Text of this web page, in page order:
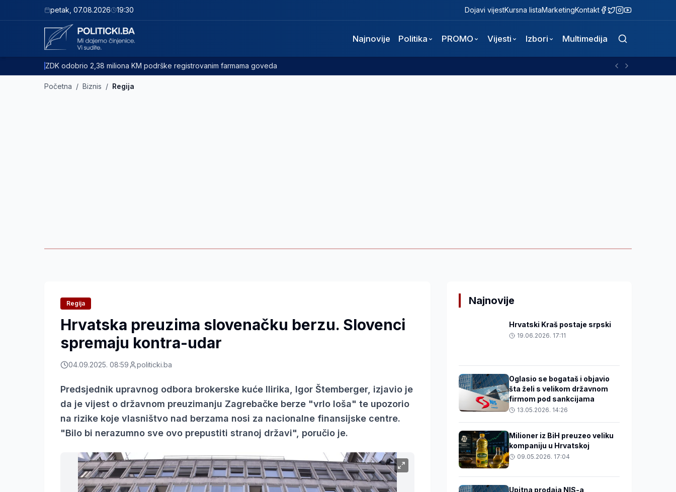
petak 07.08.2026 19:30 Dojavi vijestKursna listaMarketingKontakt
Najnovije Politika PROMO Vijesti Izbori Multimedija
ZDK odobrio 2,38 miliona KM podrške registrovanim farmama goveda
Početna / Biznis / Regija
Regija
Hrvatska preuzima slovenačku berzu. Slovenci
spremaju kontra-udar
04.09.2025. 08:59 politicki.ba
Predsjednik upravnog odbora brokerske kuće Ilirika, Igor Štemberger, izjavio je
da je vijest o državnom preuzimanju Zagrebačke berze "vrlo loša" te upozorio
na rizike koje vlasništvo nad berzama nosi za nacionalne finansijske centre.
"Bilo bi nerazumno sve ovo prepustiti stranoj državi", poručio je.
Najnovije
Hrvatski Kraš postaje srpski
19.06.2026. 17:11
Oglasio se bogataš i objavio
šta želi s velikom državnom
firmom pod sankcijama
13.05.2026. 14:26
Milioner iz BiH preuzeo veliku
kompaniju u Hrvatskoj
09.05.2026. 17:04
Upitna prodaja NIS-a